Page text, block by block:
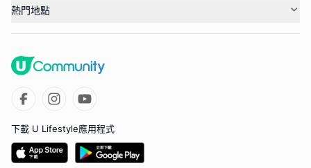
熱門地點
下載 U Lifestyle應用程式